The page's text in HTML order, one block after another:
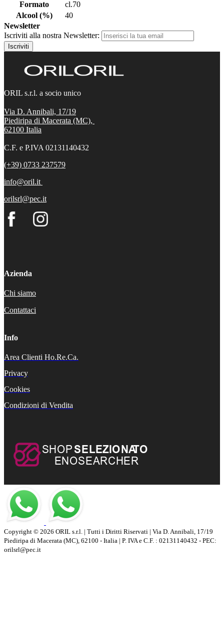
Formato
cl.70
Alcool (%)
40
Newsletter
Iscriviti alla nostra Newsletter:
Iscriviti
ORIL s.r.l. a socio unico
Via D. Annibali, 17/19
Piediripa di Macerata (MC),
62100 Italia
C.F. e P.IVA 02131140432
(+39) 0733 237579
info@oril.it
orilsrl@pec.it
Azienda
Chi siamo
Contattaci
Info
Area Clienti Ho.Re.Ca.
Privacy
Cookies
Condizioni di Vendita
Copyright © 2026 ORIL s.r.l. | Tutti i Diritti Riservati | Via D. Annibali, 17/19
Piediripa di Macerata (MC), 62100 - Italia | P. IVA e C.F. : 02131140432 - PEC:
orilsrl@pec.it